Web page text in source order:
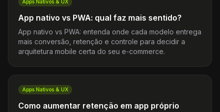
Apps Nativos & UX
App nativo vs PWA: qual faz mais sentido?
App nativo vs PWA: entenda onde cada modelo entrega
mais conversão, retenção e controle para decidir a
arquitetura mobile certa do seu e-commerce.
Apps Nativos & UX
Como aumentar retenção em app próprio